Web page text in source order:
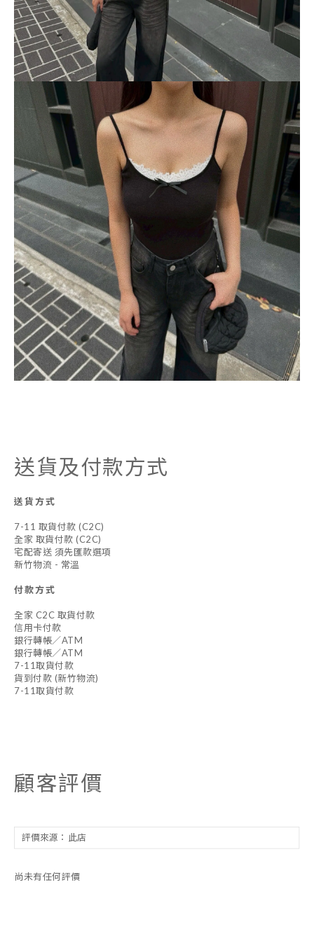
送貨及付款方式
送貨方式
7-11 取貨付款 (C2C)
全家 取貨付款 (C2C)
宅配寄送 須先匯款選項
新竹物流 - 常溫
付款方式
全家 C2C 取貨付款
信用卡付款
銀行轉帳／ATM
銀行轉帳／ATM
7-11取貨付款
貨到付款 (新竹物流)
7-11取貨付款
顧客評價
尚未有任何評價